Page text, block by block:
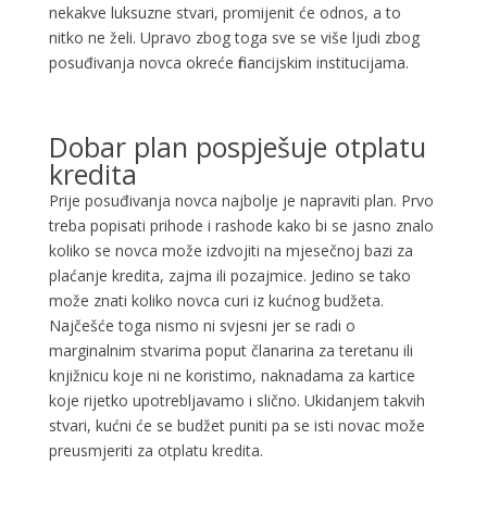
nekakve luksuzne stvari, promijenit će odnos, a to
nitko ne želi. Upravo zbog toga sve se više ljudi zbog
posuđivanja novca okreće financijskim institucijama.
Dobar plan pospješuje otplatu
kredita
Prije posuđivanja novca najbolje je napraviti plan. Prvo
treba popisati prihode i rashode kako bi se jasno znalo
koliko se novca može izdvojiti na mjesečnoj bazi za
plaćanje kredita, zajma ili pozajmice. Jedino se tako
može znati koliko novca curi iz kućnog budžeta.
Najčešće toga nismo ni svjesni jer se radi o
marginalnim stvarima poput članarina za teretanu ili
knjižnicu koje ni ne koristimo, naknadama za kartice
koje rijetko upotrebljavamo i slično. Ukidanjem takvih
stvari, kućni će se budžet puniti pa se isti novac može
preusmjeriti za otplatu kredita.